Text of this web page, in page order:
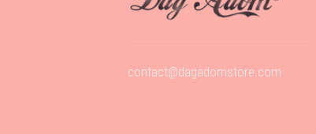
contact@dagadomstore.com